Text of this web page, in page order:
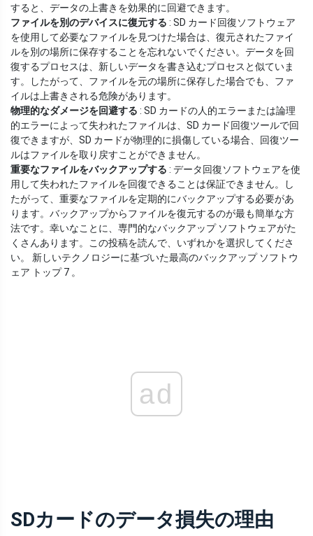
すると、データの上書きを効果的に回避できます。
ファイルを別のデバイスに復元する : SD カード回復ソフトウェア
を使用して必要なファイルを見つけた場合は、復元されたファイ
ルを別の場所に保存することを忘れないでください。データを回
復するプロセスは、新しいデータを書き込むプロセスと似ていま
す。したがって、ファイルを元の場所に保存した場合でも、ファ
イルは上書きされる危険があります。
物理的なダメージを回避する : SD カードの人的エラーまたは論理
的エラーによって失われたファイルは、SD カード回復ツールで回
復できますが、SD カードが物理的に損傷している場合、回復ツー
ルはファイルを取り戻すことができません。
重要なファイルをバックアップする : データ回復ソフトウェアを使
用して失われたファイルを回復できることは保証できません。し
たがって、重要なファイルを定期的にバックアップする必要があ
ります。バックアップからファイルを復元するのが最も簡単な方
法です。幸いなことに、専門的なバックアップ ソフトウェアがた
くさんあります。この投稿を読んで、いずれかを選択してくださ
い。 新しいテクノロジーに基づいた最高のバックアップ ソフトウ
ェア トップ 7 。
ad
SDカードのデータ損失の理由